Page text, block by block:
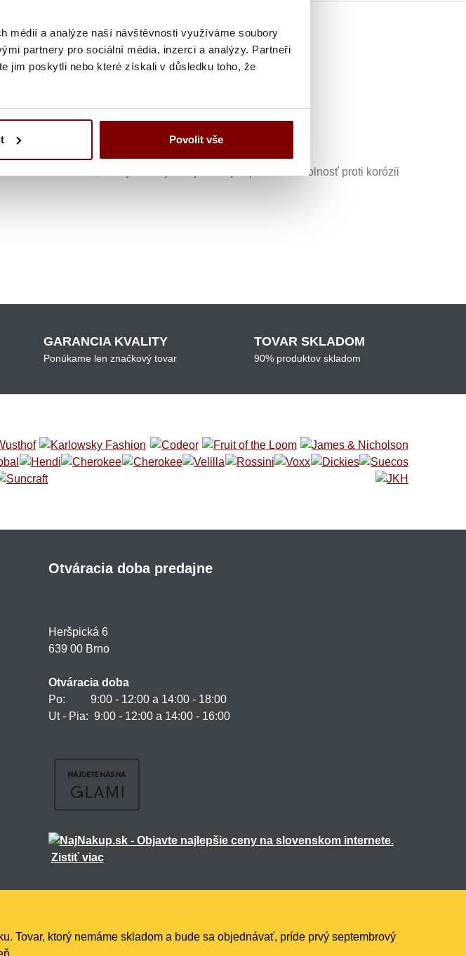
médií a analýze naší návštěvnosti využíváme soubory
partnery pro sociální média, inzerci a analýzy. Partneři
jim poskytli nebo které získali v důsledku toho, že
Povolit vše
až 57 Rockwell, matný leštený okraj zaisťuje optimálnu odolnosť proti korózii
GARANCIA KVALITY
Ponúkame len značkový tovar
TOVAR SKLADOM
90% produktov skladom
Otváracia doba predajne
Heršpická 6
639 00 Brno
Otváracia doba
Po: 9:00 - 12:00 a 14:00 - 18:00
Ut - Pia: 9:00 - 12:00 a 14:00 - 16:00
Zistiť viac
Tovar, ktorý nemáme skladom a bude sa objednávať, príde prvý septembrový